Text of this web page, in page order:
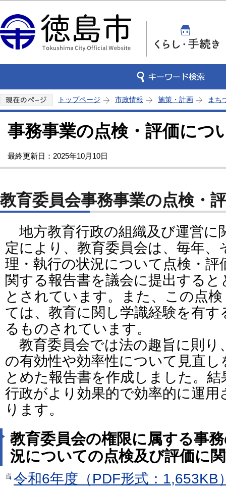
トップページ 市政情報 施策・計画 まち
事務事業の点検・評価につ
最終更新日：2025年10月10日
教育委員会事務事業の点検・
地方教育行政の組織及び運営に
定により、教育委員会は、毎年、
理・執行の状況について点検・
関する報告書を議会に提出する
とされています。また、この点
ては、教育に関し学識経験を有
るものされています。
教育委員会では法の趣旨に則り
の有効性や効率性について見直
とめた報告書を作成しました。
行政がより効果的で効率的に運
ります。
教育委員会の権限に属する事
況についての点検及び評価に
令和6年度（PDF形式：1,653KB